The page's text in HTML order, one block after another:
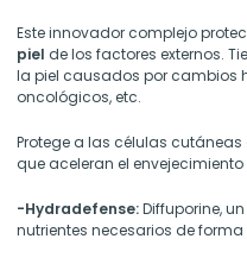
Este innovador complejo
piel de los factores externos.
la piel causados por cambios
oncológicos, etc.
Protege a las células
que aceleran el envejecimiento
-Hydradefense:Diffuporine,
nutrientes necesarios de